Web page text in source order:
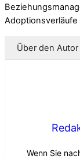
Über den Autor
Wenn Sie